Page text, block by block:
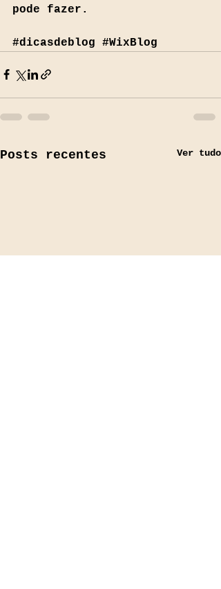
pode fazer.
#dicasdeblog #WixBlog
Posts recentes Ver tudo